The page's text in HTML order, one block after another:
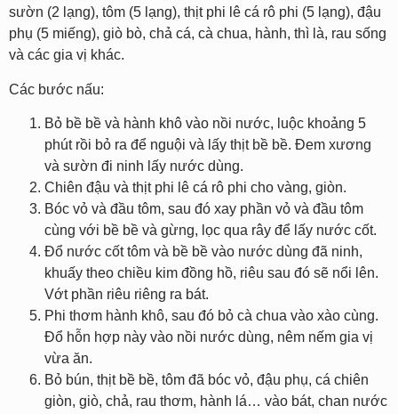
sườn (2 lạng), tôm (5 lạng), thịt phi lê cá rô phi (5 lạng), đậu
phụ (5 miếng), giò bò, chả cá, cà chua, hành, thì là, rau sống
và các gia vị khác.
Các bước nấu:
Bỏ bề bề và hành khô vào nồi nước, luộc khoảng 5
phút rồi bỏ ra để nguội và lấy thịt bề bề. Đem xương
và sườn đi ninh lấy nước dùng.
Chiên đậu và thịt phi lê cá rô phi cho vàng, giòn.
Bóc vỏ và đầu tôm, sau đó xay phần vỏ và đầu tôm
cùng với bề bề và gừng, lọc qua rây để lấy nước cốt.
Đổ nước cốt tôm và bề bề vào nước dùng đã ninh,
khuấy theo chiều kim đồng hồ, riêu sau đó sẽ nổi lên.
Vớt phần riêu riêng ra bát.
Phi thơm hành khô, sau đó bỏ cà chua vào xào cùng.
Đổ hỗn hợp này vào nồi nước dùng, nêm nếm gia vị
vừa ăn.
Bỏ bún, thịt bề bề, tôm đã bóc vỏ, đậu phụ, cá chiên
giòn, giò, chả, rau thơm, hành lá… vào bát, chan nước